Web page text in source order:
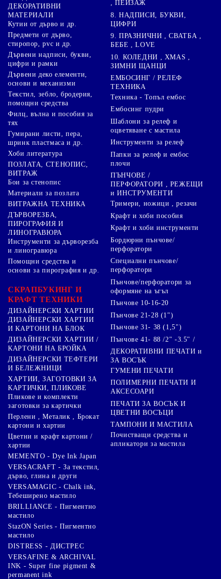
ДЕКОРАТИВНИ
МАТЕРИАЛИ
Кутии от дърво и др.
Предмети от дърво,
стиропор, pvc и др.
Дървени надписи, букви,
цифри и рамки
Дървени деко елементи,
основи и механизми
Текстил, зебло, бродерия,
помощни средства
Филц, вълна и пособия за
тях
Гумирани листи, пера,
шринк пластмаса и др.
Хоби литература
ПОЗЛАТА, СТЕНОПИС,
ВИТРАЖ
Бои за стенопис
Материали за позлата
ВИТРАЖНА ТЕХНИКА
ДЪРВОРЕЗБА,
ПИРОГРАФИЯ И
ЛИНОГРАВЮРА
Инструменти за дърворезба
и линогравюра
Помощни средства и
основи за пирография и др.
СКРАПБУКИНГ И
КРАФТ ТЕХНИКИ
ДИЗАЙНЕРСКИ ХАРТИИ
ДИЗАЙНЕРСКИ ХАРТИИ
И КАРТОНИ НА БЛОК
ДИЗАЙНЕРСКИ ХАРТИИ /
КАРТОНИ НА БРОЙКА
ДИЗАЙНЕРСКИ ТЕФТЕРИ
И БЕЛЕЖНИЦИ
ХАРТИИ, ЗАГОТОВКИ ЗА
КАРТИЧКИ, ПЛИКОВЕ
Пликове и комплекти
заготовки за картички
Перлени , Металик , Брокат
картони и хартии
Цветни и крафт картони /
хартии
, ПЕЙЗАЖ
8. НАДПИСИ, БУКВИ,
ЦИФРИ
9. ПРАЗНИЧНИ , СВАТБА ,
БЕБЕ , LOVE
10. КОЛЕДНИ , XMAS ,
ЗИМНИ ЩАНЦИ
ЕМБОСИНГ / РЕЛЕФ
ТЕХНИКА
Техника - Топъл ембос
Ембосинг пудри
Шаблони за релеф и
оцветяване с мастила
Инструменти за релеф
Папки за релеф и ембос
плочи
ПЪНЧОВЕ /
ПЕРФОРАТОРИ , РЕЖЕЩИ
и ИНСТРУМЕНТИ
Тримери, ножици , резачи
Крафт и хоби пособия
Крафт и хоби инструменти
Бордюрни пънчове/
перфоратори
Специални пънчове/
перфоратори
Пънчове/перфоратори за
оформяне на ъгъл
Пънчове 10-16-20
Пънчове 21-28 (1")
Пънчове 31- 38 (1,5")
Пънчове 41- 88 /2" -3.5" /
ДЕКОРАТИВНИ ПЕЧАТИ и
ЗА ВОСЪК
ГУМЕНИ ПЕЧАТИ
ПОЛИМЕРНИ ПЕЧАТИ И
АКСЕСОАРИ
ПЕЧАТИ ЗА ВОСЪК И
ЦВЕТНИ ВОСЪЦИ
ТАМПОНИ И МАСТИЛА
Почистващи средства и
апликатори за мастила
MEMENTO - Dye Ink Japan
VERSACRAFT - За текстил,
дърво, глина и други
VERSAMAGIC - Chalk ink,
Тебеширено мастило
BRILLIANCE - Пигментно
мастило
StazON Series - Пигментно
мастило
DISTRESS - ДИСТРЕС
VERSAFINE & ARCHIVAL
INK - Super fine pigment &
permanent ink